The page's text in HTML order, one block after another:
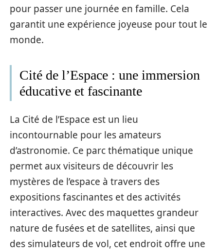
pour passer une journée en famille. Cela
garantit une expérience joyeuse pour tout le
monde.
Cité de l’Espace : une immersion
éducative et fascinante
La Cité de l’Espace est un lieu
incontournable pour les amateurs
d’astronomie. Ce parc thématique unique
permet aux visiteurs de découvrir les
mystères de l’espace à travers des
expositions fascinantes et des activités
interactives. Avec des maquettes grandeur
nature de fusées et de satellites, ainsi que
des simulateurs de vol, cet endroit offre une